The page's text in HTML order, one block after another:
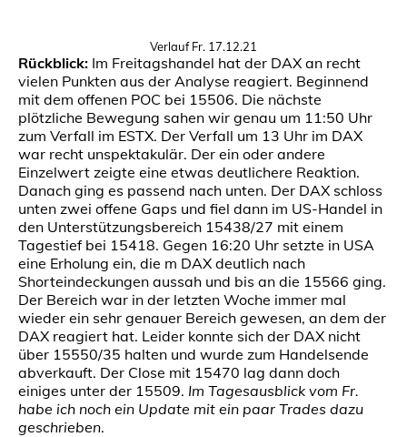
Verlauf Fr. 17.12.21
Rückblick: Im Freitagshandel hat der DAX an recht
vielen Punkten aus der Analyse reagiert. Beginnend
mit dem offenen POC bei 15506. Die nächste
plötzliche Bewegung sahen wir genau um 11:50 Uhr
zum Verfall im ESTX. Der Verfall um 13 Uhr im DAX
war recht unspektakulär. Der ein oder andere
Einzelwert zeigte eine etwas deutlichere Reaktion.
Danach ging es passend nach unten. Der DAX schloss
unten zwei offene Gaps und fiel dann im US-Handel in
den Unterstützungsbereich 15438/27 mit einem
Tagestief bei 15418. Gegen 16:20 Uhr setzte in USA
eine Erholung ein, die m DAX deutlich nach
Shorteindeckungen aussah und bis an die 15566 ging.
Der Bereich war in der letzten Woche immer mal
wieder ein sehr genauer Bereich gewesen, an dem der
DAX reagiert hat. Leider konnte sich der DAX nicht
über 15550/35 halten und wurde zum Handelsende
abverkauft. Der Close mit 15470 lag dann doch
einiges unter der 15509. Im Tagesausblick vom Fr.
habe ich noch ein Update mit ein paar Trades dazu
geschrieben.